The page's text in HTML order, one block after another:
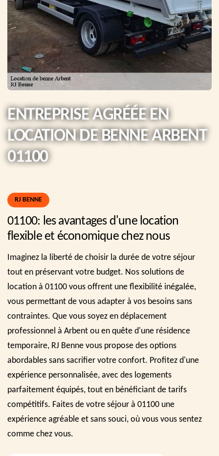
ENTREPRISE AGRÉÉE EN
LOCATION DE BENNE ARBENT
01100
RJ BENNE
01100: les avantages d'une location
flexible et économique chez nous
Imaginez la liberté de choisir la durée de votre séjour
tout en préservant votre budget. Nos solutions de
location à 01100 vous offrent une flexibilité inégalée,
vous permettant de vous adapter à vos besoins sans
contraintes. Que vous soyez en déplacement
professionnel à Arbent ou en quête d'une résidence
temporaire, RJ Benne vous propose des options
abordables sans sacrifier votre confort. Profitez d'une
expérience personnalisée, avec des logements
parfaitement équipés, tout en bénéficiant de tarifs
compétitifs. Faites de votre séjour à 01100 une
expérience agréable et sans souci, où vous vous sentez
comme chez vous.